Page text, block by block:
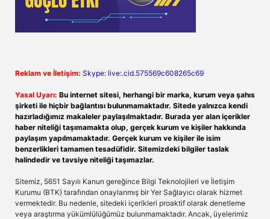
Reklam ve İletişim: Skype: live:.cid.575569c608265c69
Yasal Uyarı: Bu internet sitesi, herhangi bir marka, kurum veya şahıs
şirketi ile hiçbir bağlantısı bulunmamaktadır. Sitede yalnızca kendi
hazırladığımız makaleler paylaşılmaktadır. Burada yer alan içerikler
haber niteliği taşımamakta olup, gerçek kurum ve kişiler hakkında
paylaşım yapılmamaktadır. Gerçek kurum ve kişiler ile isim
benzerlikleri tamamen tesadüfidir. Sitemizdeki bilgiler taslak
halindedir ve tavsiye niteliği taşımazlar.
Sitemiz, 5651 Sayılı Kanun gereğince Bilgi Teknolojileri ve İletişim
Kurumu (BTK) tarafından onaylanmış bir Yer Sağlayıcı olarak hizmet
vermektedir. Bu nedenle, sitedeki içerikleri proaktif olarak denetleme
veya araştırma yükümlülüğümüz bulunmamaktadır. Ancak, üyelerimiz